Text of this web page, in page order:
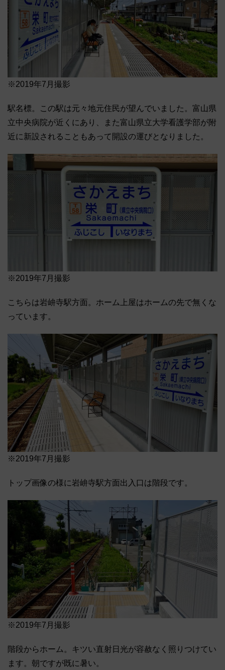
※2019年7月撮影
駅名標。この駅は元々地元住民が望んでいました。富山県
立中央病院が近くにあり、また富山県立大学看護学部が附
近に新設されることもあって開設の運びとなりました。
※2019年7月撮影
こちらは岩峅寺駅方面。ホーム上屋はホームの先で無くな
っています。
※2019年7月撮影
トップ画像の様に岩峅寺駅方面出入口は階段です。
※2019年7月撮影
階段からホーム。キツい直射日光が容赦なく照りつけてい
ます。朝ですが既に暑い。